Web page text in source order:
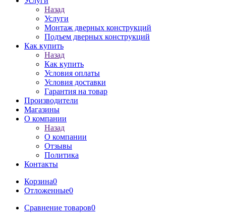
Назад
Услуги
Монтаж дверных конструкций
Подъем дверных конструкций
Как купить
Назад
Как купить
Условия оплаты
Условия доставки
Гарантия на товар
Производители
Магазины
О компании
Назад
О компании
Отзывы
Политика
Контакты
Корзина0
Отложенные0
Сравнение товаров0